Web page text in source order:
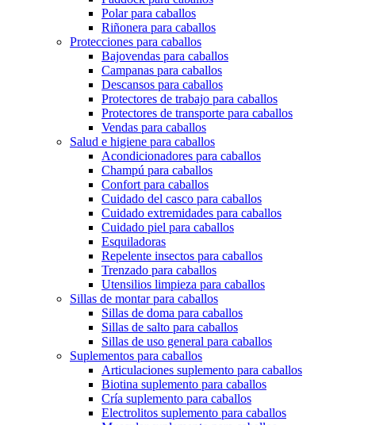
Polar para caballos
Riñonera para caballos
Protecciones para caballos
Bajovendas para caballos
Campanas para caballos
Descansos para caballos
Protectores de trabajo para caballos
Protectores de transporte para caballos
Vendas para caballos
Salud e higiene para caballos
Acondicionadores para caballos
Champú para caballos
Confort para caballos
Cuidado del casco para caballos
Cuidado extremidades para caballos
Cuidado piel para caballos
Esquiladoras
Repelente insectos para caballos
Trenzado para caballos
Utensilios limpieza para caballos
Sillas de montar para caballos
Sillas de doma para caballos
Sillas de salto para caballos
Sillas de uso general para caballos
Suplementos para caballos
Articulaciones suplemento para caballos
Biotina suplemento para caballos
Cría suplemento para caballos
Electrolitos suplemento para caballos